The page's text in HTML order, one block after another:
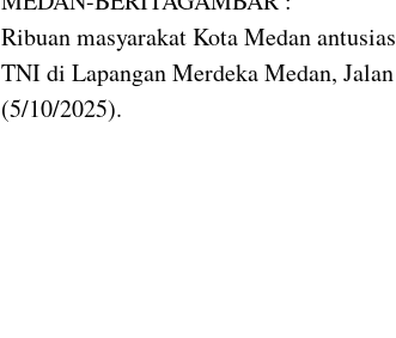
Ribuan masyarakat Kota Medan
TNI di Lapangan Merdeka Medan,
(5/10/2025).